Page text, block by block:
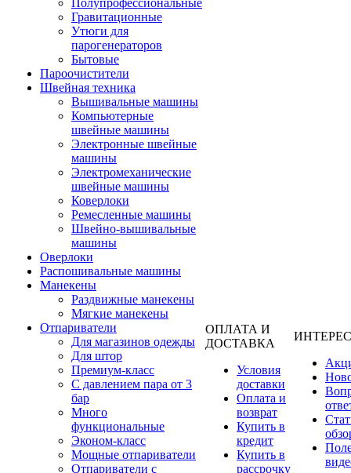
Полупрофессиональные
Гравитационные
Утюги для
парогенераторов
Бытовые
Пароочистители
Швейная техника
Вышивальные машины
Компьютерные
швейные машины
Электронные швейные
машины
Электромеханические
швейные машины
Коверлоки
Ремесленные машины
Швейно-вышивальные
машины
Оверлоки
Распошивальные машины
Манекены
Раздвижные манекены
Мягкие манекены
Отпариватели
Для магазинов одежды
Для штор
Премиум-класс
С давлением пара от 3
бар
Много
функциональные
Эконом-класс
Мощные отпариватели
Отпариватели с
ОПЛАТА И
ДОСТАВКА
Условия
доставки
Оплата и
возврат
Купить в
кредит
Купить в
рассрочку